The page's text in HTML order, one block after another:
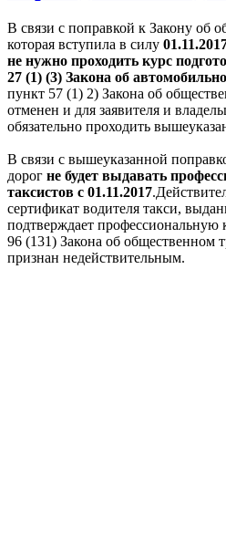
В связи с поправкой к Закону об
которая вступила в силу
не нужно проходить курс
27 (1) (3) Закона об
пункт 57 (1) 2) Закона об
отменен и для заявителя и
обязательно проходить
В связи с вышеуказанной
дорог не будет выдавать
таксистов с 01.11.2017
сертификат водителя такси,
подтверждает профессиональную
96 (131) Закона об общественном
признан недействительным.